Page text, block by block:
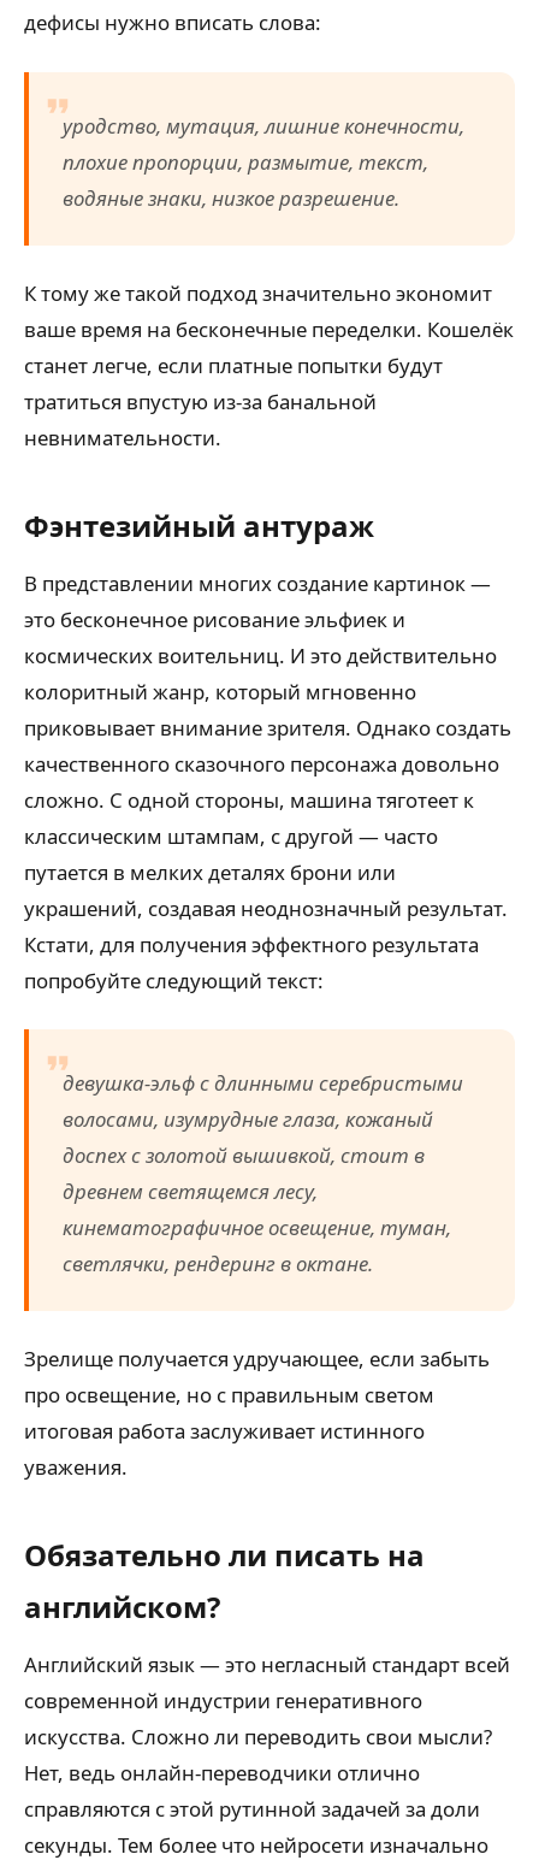
дефисы нужно вписать слова:
уродство, мутация, лишние конечности,
плохие пропорции, размытие, текст,
водяные знаки, низкое разрешение.
К тому же такой подход значительно экономит
ваше время на бесконечные переделки. Кошелёк
станет легче, если платные попытки будут
тратиться впустую из-за банальной
невнимательности.
Фэнтезийный антураж
В представлении многих создание картинок —
это бесконечное рисование эльфиек и
космических воительниц. И это действительно
колоритный жанр, который мгновенно
приковывает внимание зрителя. Однако создать
качественного сказочного персонажа довольно
сложно. С одной стороны, машина тяготеет к
классическим штампам, с другой — часто
путается в мелких деталях брони или
украшений, создавая неоднозначный результат.
Кстати, для получения эффектного результата
попробуйте следующий текст:
девушка-эльф с длинными серебристыми
волосами, изумрудные глаза, кожаный
доспех с золотой вышивкой, стоит в
древнем светящемся лесу,
кинематографичное освещение, туман,
светлячки, рендеринг в октане.
Зрелище получается удручающее, если забыть
про освещение, но с правильным светом
итоговая работа заслуживает истинного
уважения.
Обязательно ли писать на
английском?
Английский язык — это негласный стандарт всей
современной индустрии генеративного
искусства. Сложно ли переводить свои мысли?
Нет, ведь онлайн-переводчики отлично
справляются с этой рутинной задачей за доли
секунды. Тем более что нейросети изначально